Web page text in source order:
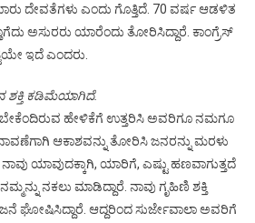
ದೇವತೆಗಳು ಎಂದು ಗೊತ್ತಿದೆ. 70 ವರ್ಷ ಆಡಳಿತ
ಅಸುರರು ಯಾರೆಂದು ತೋರಿಸಿದ್ದಾರೆ. ಕಾಂಗ್ರೆಸ್
ಇದೆ ಎಂದರು.
ಶಕ್ತಿ ಕಡಿಮೆಯಾಗಿದೆ.
ಹೇಳಿಕೆಗೆ ಉತ್ತರಿಸಿ ಅವರಿಗೂ ನಮಗೂ
ಆಕಾಶವನ್ನು ತೋರಿಸಿ ಜನರನ್ನು ಮರಳು
ಯಾವುದಕ್ಕಾಗಿ, ಯಾರಿಗೆ, ಎಷ್ಟು ಹಣವಾಗುತ್ತದೆ
ನಕಲು ಮಾಡಿದ್ದಾರೆ. ನಾವು ಗೃಹಿಣಿ ಶಕ್ತಿ
ಘೋಷಿಸಿದ್ದಾರೆ. ಆದ್ದರಿಂದ ಸುರ್ಜೇವಾಲಾ ಅವರಿಗೆ